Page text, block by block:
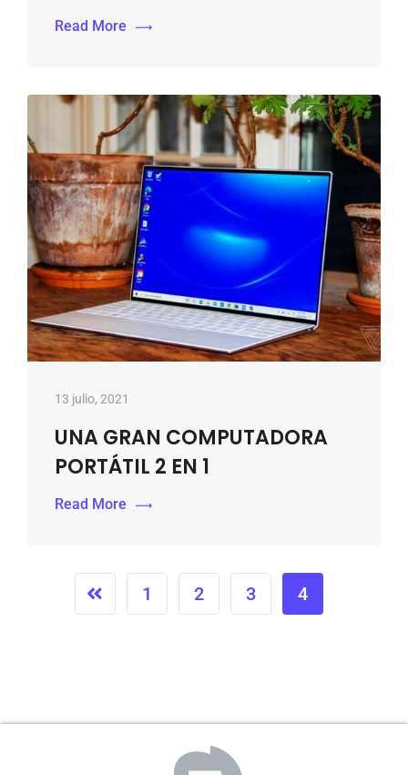
Read More
13 julio, 2021
UNA GRAN COMPUTADORA
PORTÁTIL 2 EN 1
Read More
1 2 3 4